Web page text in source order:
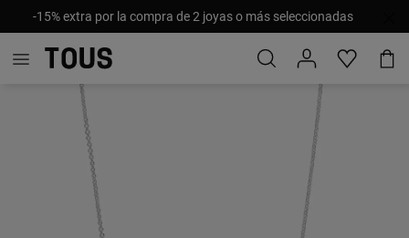
-15% extra por la compra de 2 joyas o más seleccionadas